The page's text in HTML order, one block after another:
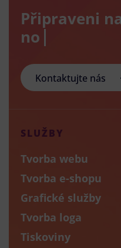
Připraveni
nový e-
Kontaktujte nás
SLUŽBY
Tvorba webu
Tvorba e-shopu
Grafické služby
Tvorba loga
Tiskoviny